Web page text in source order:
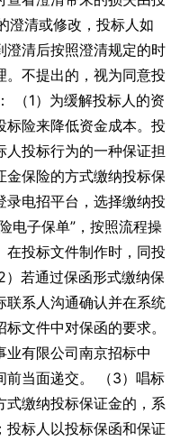
澄清或修改，投标人如
澄清后按照澄清规定的时
。不提出的，视为同意投
（1）为缓解投标人的资
标险来降低资金成本。投
投标行为的一种保证担
金保险的方式缴纳投标保
录电招平台，选择缴纳投
电子保单”，按照流程操
在投标文件制作时，同投
若通过保函形式缴纳保
联系人沟通确认并在系统
文件中对保函的要求。
有限公司南京招标中
前当面递交。 （3）唱标
式缴纳投标保证金的，系
投标人以投标保函和保证